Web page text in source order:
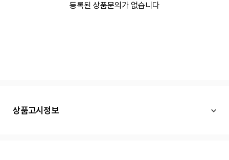
등록된 상품문의가 없습니다
상품고시정보